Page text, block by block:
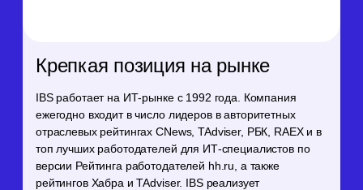
Крепкая позиция на рынке
IBS работает на ИТ-рынке с 1992 года. Компания
ежегодно входит в число лидеров в авторитетных
отраслевых рейтингах CNews, TAdviser, РБК, RAEX и в
топ лучших работодателей для ИТ-специалистов по
версии Рейтинга работодателей hh.ru, а также
рейтингов Хабра и TAdviser. IBS реализует